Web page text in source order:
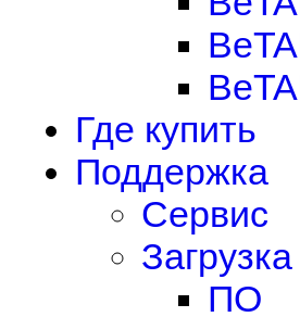
Где купить
Поддержка
Сервис
Загрузка
ПО